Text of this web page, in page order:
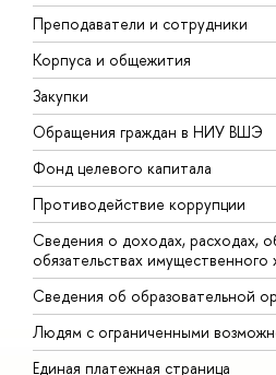
Преподаватели и сотрудники
Корпуса и общежития
Закупки
Обращения граждан в НИУ ВШЭ
Фонд целевого капитала
Противодействие коррупции
Сведения о доходах, расходах,
обязательствах имущественного
Сведения об образовательной
Людям с ограниченными
Единая платежная страница